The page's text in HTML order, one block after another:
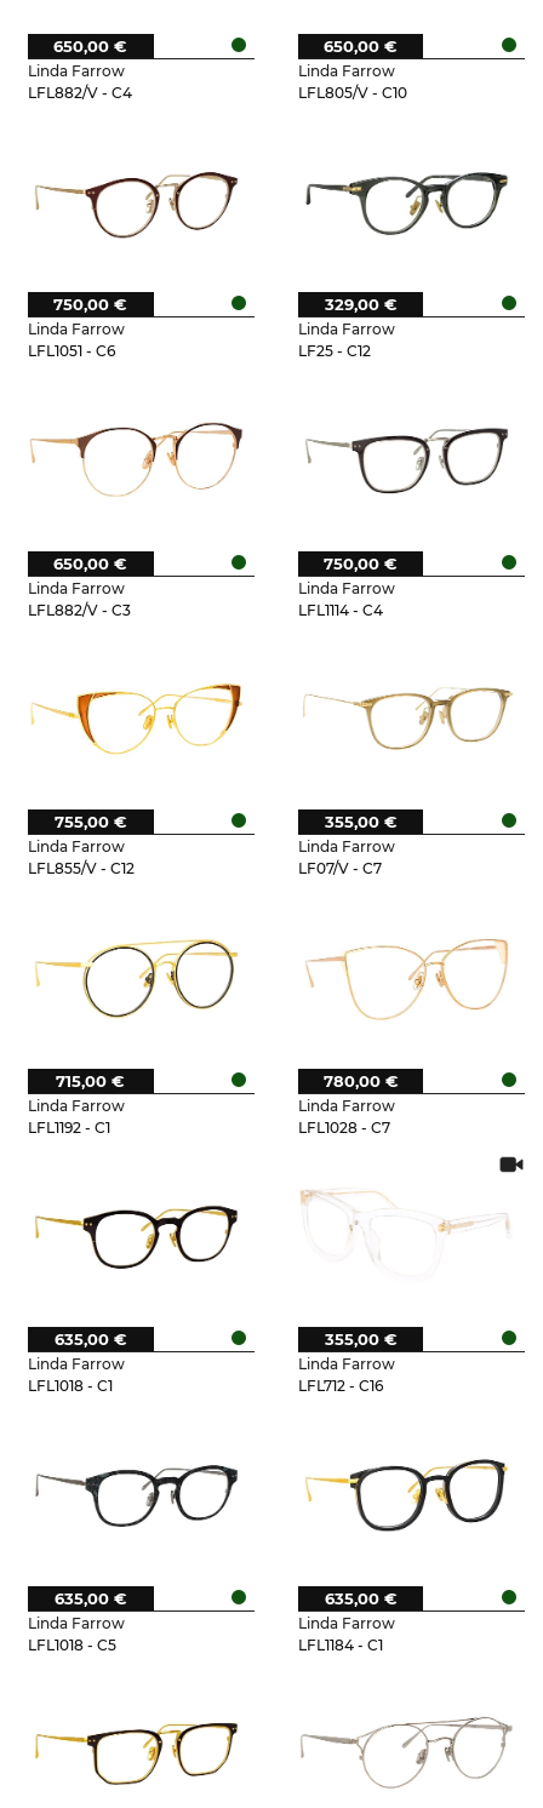
Linda Farrow
LFL882/V - C4
650,00 €
Linda Farrow
LFL805/V - C10
650,00 €
Linda Farrow
LFL1051 - C6
750,00 €
Linda Farrow
LF25 - C12
329,00 €
Linda Farrow
LFL882/V - C3
650,00 €
Linda Farrow
LFL1114 - C4
750,00 €
Linda Farrow
LFL855/V - C12
755,00 €
Linda Farrow
LF07/V - C7
355,00 €
Linda Farrow
LFL1192 - C1
715,00 €
Linda Farrow
LFL1028 - C7
780,00 €
Linda Farrow
LFL1018 - C1
635,00 €
Linda Farrow
LFL712 - C16
355,00 €
Linda Farrow
LFL1018 - C5
635,00 €
Linda Farrow
LFL1184 - C1
635,00 €